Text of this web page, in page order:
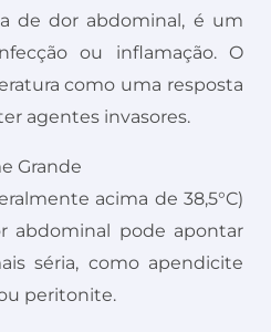
de dor abdominal, é um
ou inflamação. O
como uma resposta
agentes invasores.
Grande
acima de 38,5°C)
abdominal pode apontar
séria, como apendicite
peritonite.